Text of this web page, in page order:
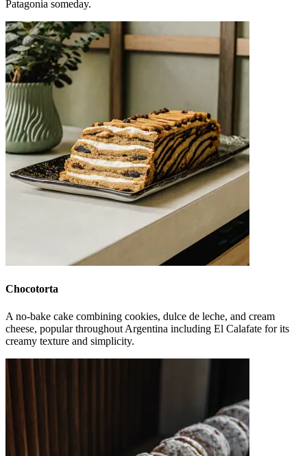
Patagonia someday.
Chocotorta
A no-bake cake combining cookies, dulce de leche, and cream
cheese, popular throughout Argentina including El Calafate for its
creamy texture and simplicity.